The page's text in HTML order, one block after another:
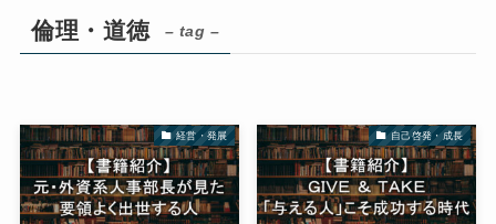
倫理・道徳 – tag –
経営・発展 自己啓発・成長